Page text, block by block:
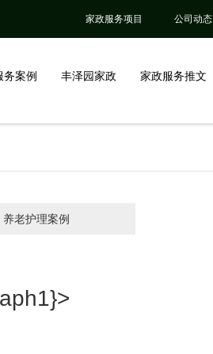
家政服务项目 公司动态
务案例 丰泽园家政 家政服务推文
养老护理案例